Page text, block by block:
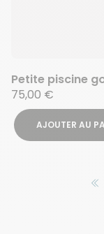
Petite piscine
75,00 €
AJOUTER AU